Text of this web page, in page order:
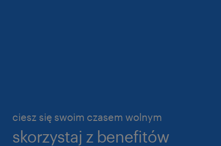
ciesz się swoim czasem wolnym
skorzystaj z benefitów